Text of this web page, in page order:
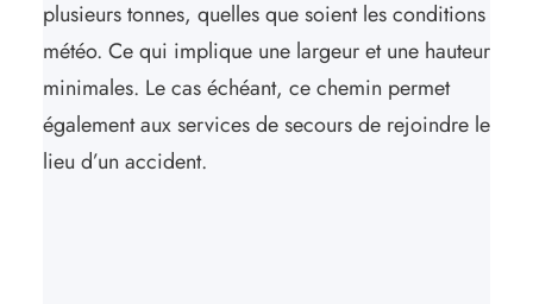
plusieurs tonnes, quelles que soient les conditions
météo. Ce qui implique une largeur et une hauteur
minimales. Le cas échéant, ce chemin permet
également aux services de secours de rejoindre le
lieu d’un accident.